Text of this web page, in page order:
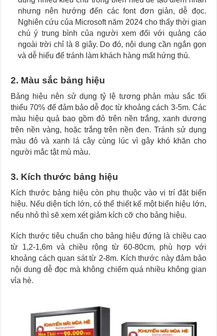
nhưng nên hướng đến các font đơn giản, dễ đọc.
Nghiên cứu của Microsoft năm 2024 cho thấy thời gian
chú ý trung bình của người xem đối với quảng cáo
ngoài trời chỉ là 8 giây. Do đó, nội dung cần ngắn gọn
và dễ hiểu để tránh làm khách hàng mất hứng thú.
2. Màu sắc bảng hiệu
Bảng hiệu nên sử dụng tỷ lệ tương phản màu sắc tối
thiểu 70% để đảm bảo dễ đọc từ khoảng cách 3-5m. Các
màu hiệu quả bao gồm đỏ trên nền trắng, xanh dương
trên nền vàng, hoặc trắng trên nền đen. Tránh sử dụng
màu đỏ và xanh lá cây cùng lúc vì gây khó khăn cho
người mắc tật mù màu.
3. Kích thước bảng hiệu
Kích thước bảng hiệu còn phụ thuộc vào vị trí đặt biển
hiệu. Nếu diện tích lớn, có thể thiết kế một biển hiệu lớn,
nếu nhỏ thì sẽ xem xét giảm kích cỡ cho bảng hiệu.
Kích thước tiêu chuẩn cho bảng hiệu đứng là chiều cao
từ 1,2-1,6m và chiều rộng từ 60-80cm, phù hợp với
khoảng cách quan sát từ 2-8m. Kích thước này đảm bảo
nội dung dễ đọc mà không chiếm quá nhiều không gian
vỉa hè.